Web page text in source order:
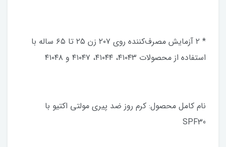
* ۲ آزمایش مصرف‌کننده روی ۲۰۷ زن ۲۵ تا ۶۵ ساله با
استفاده از محصولات ۴۱۰۴۳، ۴۱۰۴۴، ۴۱۰۴۷ و ۴۱۰۴۸
نام کامل محصول: کرم روز ضد پیری مولتی اکتیو با
SPF30